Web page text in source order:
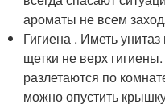
ароматы не всем
Гигиена . Иметь
щетки не верх
разлетаются по
можно опустить